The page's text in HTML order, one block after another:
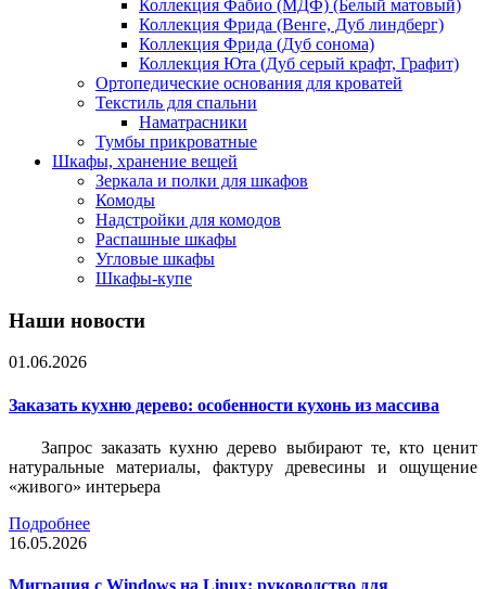
Коллекция Фабио (МДФ) (Белый матовый)
Коллекция Фрида (Венге, Дуб линдберг)
Коллекция Фрида (Дуб сонома)
Коллекция Юта (Дуб серый крафт, Графит)
Ортопедические основания для кроватей
Текстиль для спальни
Наматрасники
Тумбы прикроватные
Шкафы, хранение вещей
Зеркала и полки для шкафов
Комоды
Надстройки для комодов
Распашные шкафы
Угловые шкафы
Шкафы-купе
Наши новости
01.06.2026
Заказать кухню дерево: особенности кухонь из массива
Запрос заказать кухню дерево выбирают те, кто ценит
натуральные материалы, фактуру древесины и ощущение
«живого» интерьера
Подробнее
16.05.2026